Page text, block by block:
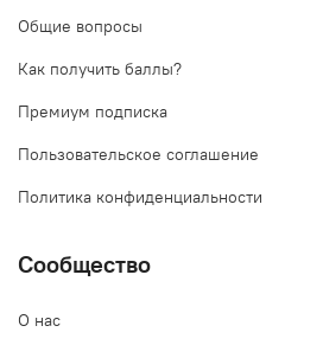
Общие вопросы
Как получить баллы?
Премиум подписка
Пользовательское соглашение
Политика конфиденциальности
Сообщество
О нас